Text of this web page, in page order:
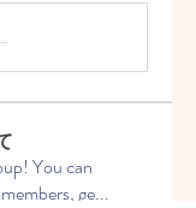
You can
ge...